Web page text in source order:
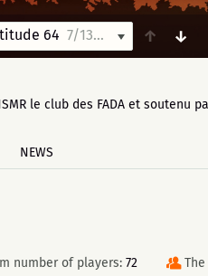
64 7/13/24-7/14/24 ↑ ↓
le club des FADA et soutenu
NEWS
number of players: 72 The